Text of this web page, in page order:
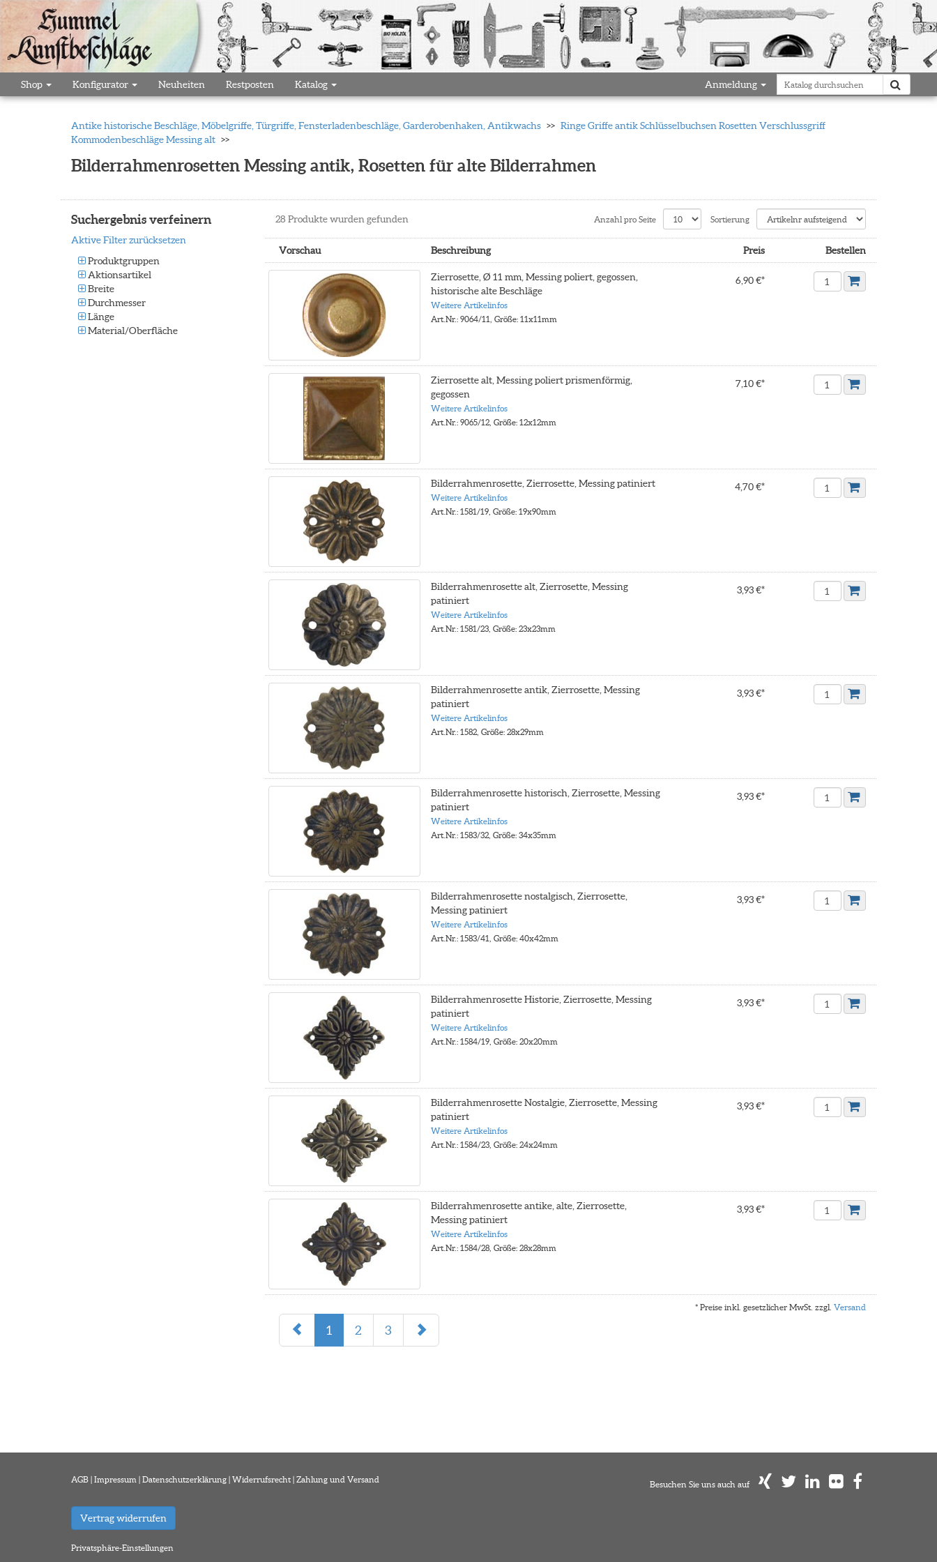
Shop Konfigurator Neuheiten Restposten Katalog Anmeldung
Antike historische Beschläge, Möbelgriffe, Türgriffe, Fensterladenbeschläge, Garderobenhaken, Antikwachs
Ringe Griffe antik Schlüsselbuchsen Rosetten Verschlussgriff
Kommodenbeschläge Messing alt
Bilderrahmenrosetten Messing antik, Rosetten für alte Bilderrahmen
Suchergebnis verfeinern
Aktive Filter zurücksetzen
Produktgruppen
Aktionsartikel
Breite
Durchmesser
Länge
Material/Oberfläche
28 Produkte wurden gefunden Anzahl pro Seite Sortierung
Vorschau Beschreibung Preis Bestellen
Zierrosette, Ø 11 mm, Messing poliert, gegossen,
historische alte Beschläge
Weitere Artikelinfos
Art.Nr.: 9064/11, Größe: 11x11mm
6,90 €*
Zierrosette alt, Messing poliert prismenförmig,
gegossen
Weitere Artikelinfos
Art.Nr.: 9065/12, Größe: 12x12mm
7,10 €*
Bilderrahmenrosette, Zierrosette, Messing patiniert
Weitere Artikelinfos
Art.Nr.: 1581/19, Größe: 19x90mm
4,70 €*
Bilderrahmenrosette alt, Zierrosette, Messing
patiniert
Weitere Artikelinfos
Art.Nr.: 1581/23, Größe: 23x23mm
3,93 €*
Bilderrahmenrosette antik, Zierrosette, Messing
patiniert
Weitere Artikelinfos
Art.Nr.: 1582, Größe: 28x29mm
3,93 €*
Bilderrahmenrosette historisch, Zierrosette, Messing
patiniert
Weitere Artikelinfos
Art.Nr.: 1583/32, Größe: 34x35mm
3,93 €*
Bilderrahmenrosette nostalgisch, Zierrosette,
Messing patiniert
Weitere Artikelinfos
Art.Nr.: 1583/41, Größe: 40x42mm
3,93 €*
Bilderrahmenrosette Historie, Zierrosette, Messing
patiniert
Weitere Artikelinfos
Art.Nr.: 1584/19, Größe: 20x20mm
3,93 €*
Bilderrahmenrosette Nostalgie, Zierrosette, Messing
patiniert
Weitere Artikelinfos
Art.Nr.: 1584/23, Größe: 24x24mm
3,93 €*
Bilderrahmenrosette antike, alte, Zierrosette,
Messing patiniert
Weitere Artikelinfos
Art.Nr.: 1584/28, Größe: 28x28mm
3,93 €*
1 2 3
* Preise inkl. gesetzlicher MwSt. zzgl. Versand
AGB | Impressum | Datenschutzerklärung | Widerrufsrecht | Zahlung und Versand
Vertrag widerrufen
Privatsphäre-Einstellungen
Besuchen Sie uns auch auf